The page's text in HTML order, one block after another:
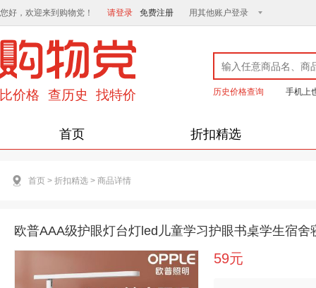
您好，欢迎来到购物党！ 请登录 免费注册 用其他账户登录
历史价格查询 手机上
首页 折扣精选
首页 > 折扣精选 > 商品详情
欧普AAA级护眼灯台灯led儿童学习护眼书桌学生宿舍
59元